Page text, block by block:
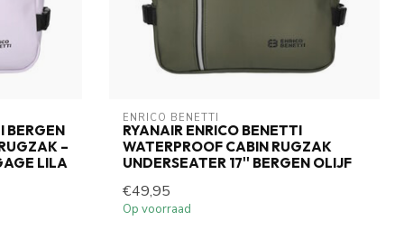
BERGEN
–
LILA
ENRICO BENETTI
RYANAIR ENRICO BENETTI
WATERPROOF CABIN RUGZAK
UNDERSEATER 17'' BERGEN OLIJF
€49,95
Op voorraad